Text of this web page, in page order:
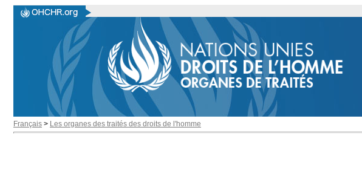
Français > Les organes des traités des droits de l'homme